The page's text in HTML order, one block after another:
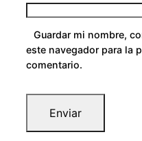
Guardar mi nombre,
este navegador para la
comentario.